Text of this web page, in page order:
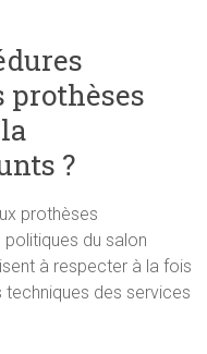
prothèses
?
prothèses
du salon
à respecter à la fois
des services